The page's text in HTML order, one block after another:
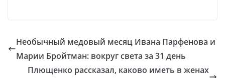
Необычный медовый месяц Ивана Парфенова и
Марии Бройтман: вокруг света за 31 день
Плющенко рассказал, каково иметь в женах